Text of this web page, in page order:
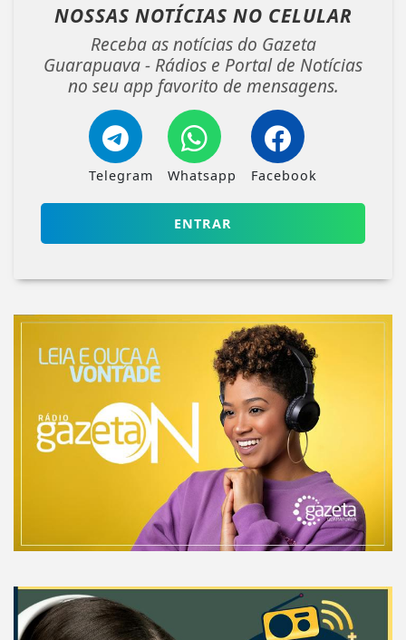
NOSSAS NOTÍCIAS NO CELULAR
Receba as notícias do Gazeta
Guarapuava - Rádios e Portal de Notícias
no seu app favorito de mensagens.
Telegram Whatsapp Facebook
ENTRAR